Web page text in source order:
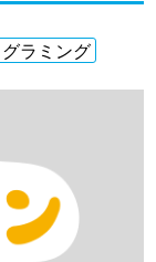
ラミング